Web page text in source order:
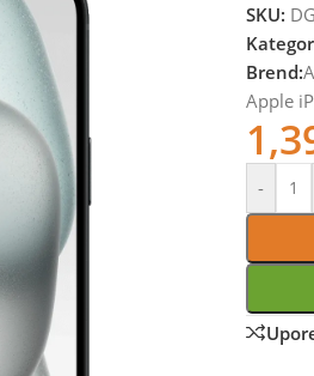
SKU:
Brend:
Apple
-